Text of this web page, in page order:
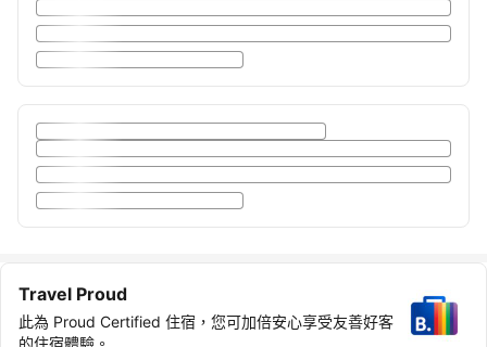
Travel Proud
此為 Proud Certified 住宿，您可加倍安心享受友善好客
的住宿體驗。